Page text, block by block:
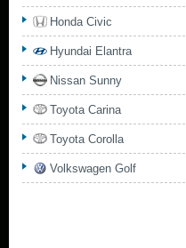
Honda Civic
Hyundai Elantra
Nissan Sunny
Toyota Carina
Toyota Corolla
Volkswagen Golf